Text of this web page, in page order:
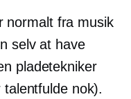
normalt fra musik
selv at have
pladetekniker
nok).